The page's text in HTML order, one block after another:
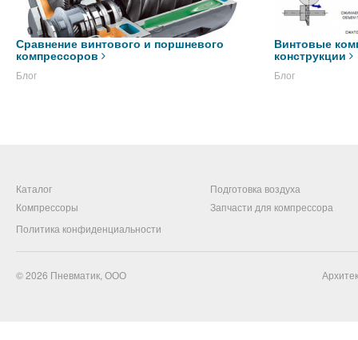
Сравнение винтового и поршневого
компрессоров
Блог
Винтовые
конструкции
Блог
Каталог
Компрессоры
Подготовка воздуха
Запчасти для компрессора
Политика конфиденциальности
© 2026 Пневматик, ООО